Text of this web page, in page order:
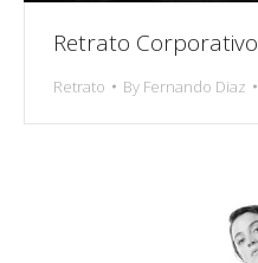
Retrato Corporativo
Retrato By Fernando Diaz